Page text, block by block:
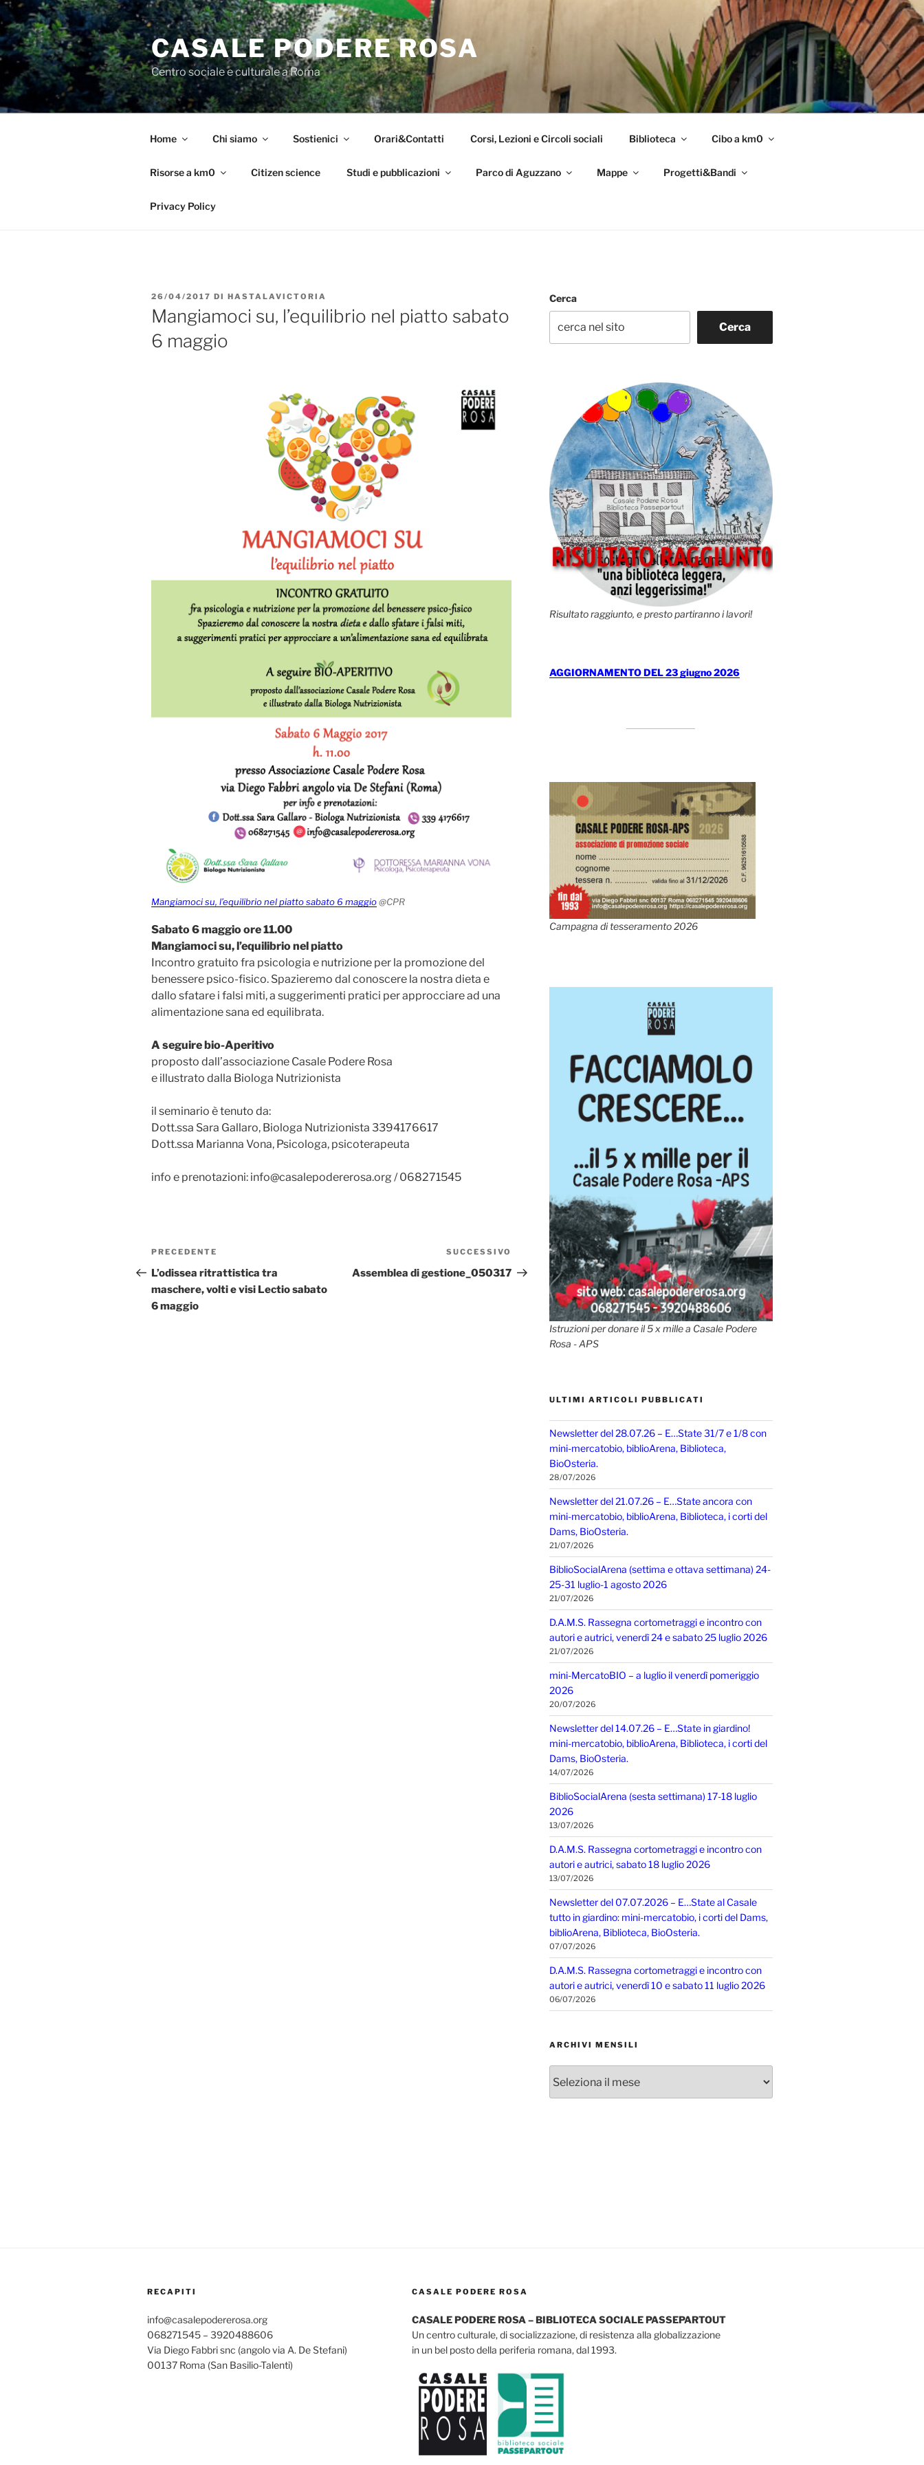
Salta
al
contenuto
CASALE PODERE ROSA
Centro sociale e culturale a Roma
Home Chi siamo Sostienici Orari&Contatti Corsi, Lezioni e Circoli sociali Biblioteca Cibo a km0
Risorse a km0 Citizen science Studi e pubblicazioni Parco di Aguzzano Mappe Progetti&Bandi
Privacy Policy
PUBBLICATO
IL
26/04/2017 DI HASTALAVICTORIA
Mangiamoci su, l’equilibrio nel piatto sabato
6 maggio
Mangiamoci su, l’equilibrio nel piatto sabato 6 maggio@CPR
Sabato 6 maggio ore 11.00
Mangiamoci su, l’equilibrio nel piatto
Incontro gratuito fra psicologia e nutrizione per la promozione del
benessere psico-fisico. Spazieremo dal conoscere la nostra dieta e
dallo sfatare i falsi miti, a suggerimenti pratici per approcciare ad una
alimentazione sana ed equilibrata.
A seguire bio-Aperitivo
proposto dall’associazione Casale Podere Rosa
e illustrato dalla Biologa Nutrizionista
il seminario è tenuto da:
Dott.ssa Sara Gallaro, Biologa Nutrizionista 3394176617
Dott.ssa Marianna Vona, Psicologa, psicoterapeuta
info e prenotazioni: info@casalepodererosa.org / 068271545
Navigazione
articoli
Articolo
precedente:
PRECEDENTE
L’odissea ritrattistica tra
maschere, volti e visi Lectio sabato
6 maggio
Articolo
successivo
SUCCESSIVO
Assemblea di gestione_050317
Cerca
Cerca
Risultato raggiunto, e presto partiranno i lavori!
AGGIORNAMENTO DEL 23 giugno 2026
Campagna di tesseramento 2026
Istruzioni per donare il 5 x mille a Casale Podere
Rosa - APS
ULTIMI ARTICOLI PUBBLICATI
Newsletter del 28.07.26 – E…State 31/7 e 1/8 con
mini-mercatobio, biblioArena, Biblioteca,
BioOsteria.
28/07/2026
Newsletter del 21.07.26 – E…State ancora con
mini-mercatobio, biblioArena, Biblioteca, i corti del
Dams, BioOsteria.
21/07/2026
BiblioSocialArena (settima e ottava settimana) 24-
25-31 luglio-1 agosto 2026
21/07/2026
D.A.M.S. Rassegna cortometraggi e incontro con
autori e autrici, venerdì 24 e sabato 25 luglio 2026
21/07/2026
mini-MercatoBIO – a luglio il venerdì pomeriggio
2026
20/07/2026
Newsletter del 14.07.26 – E…State in giardino!
mini-mercatobio, biblioArena, Biblioteca, i corti del
Dams, BioOsteria.
14/07/2026
BiblioSocialArena (sesta settimana) 17-18 luglio
2026
13/07/2026
D.A.M.S. Rassegna cortometraggi e incontro con
autori e autrici, sabato 18 luglio 2026
13/07/2026
Newsletter del 07.07.2026 – E…State al Casale
tutto in giardino: mini-mercatobio, i corti del Dams,
biblioArena, Biblioteca, BioOsteria.
07/07/2026
D.A.M.S. Rassegna cortometraggi e incontro con
autori e autrici, venerdì 10 e sabato 11 luglio 2026
06/07/2026
ARCHIVI MENSILI
mensili
RECAPITI
info@casalepodererosa.org
068271545 – 3920488606
Via Diego Fabbri snc (angolo via A. De Stefani)
00137 Roma (San Basilio-Talenti)
CASALE PODERE ROSA
CASALE PODERE ROSA – BIBLIOTECA SOCIALE PASSEPARTOUT
Un centro culturale, di socializzazione, di resistenza alla globalizzazione
in un bel posto della periferia romana, dal 1993.